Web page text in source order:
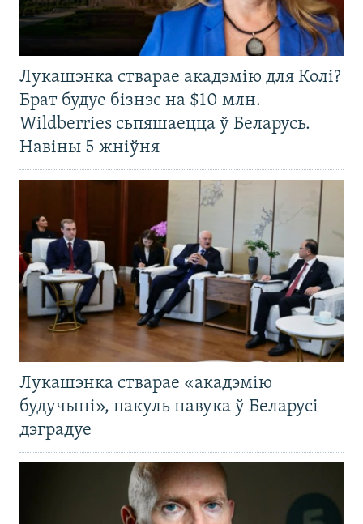
Лукашэнка стварае акадэмію для Колі?
Брат будуе бізнэс на $10 млн.
Wildberries сьпяшаецца ў Беларусь.
Навіны 5 жніўня
Лукашэнка стварае «акадэмію
будучыні», пакуль навука ў Беларусі
дэградуе